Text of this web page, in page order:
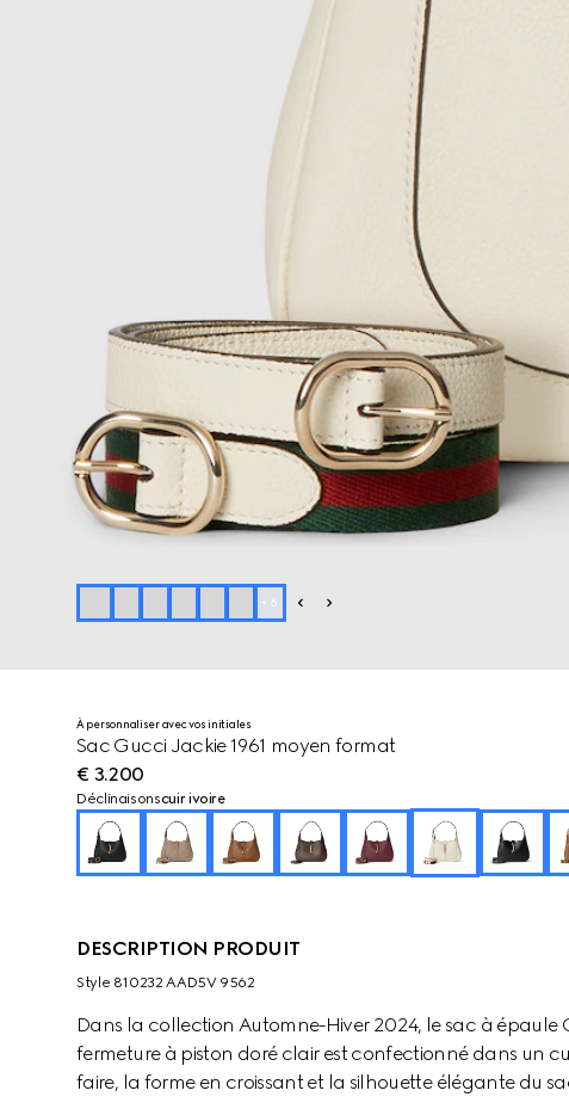
+ 6
À personnaliser avec vos initiales
Sac Gucci Jackie 1961 moyen format
€ 3.200
Déclinaisonscuir ivoire
DESCRIPTION PRODUIT
Style ‎810232 AAD5V 9562
Dans la collection Automne-Hiver 2024, le sac à épaule
fermeture à piston doré clair est confectionné dans un
faire, la forme en croissant et la silhouette élégante du